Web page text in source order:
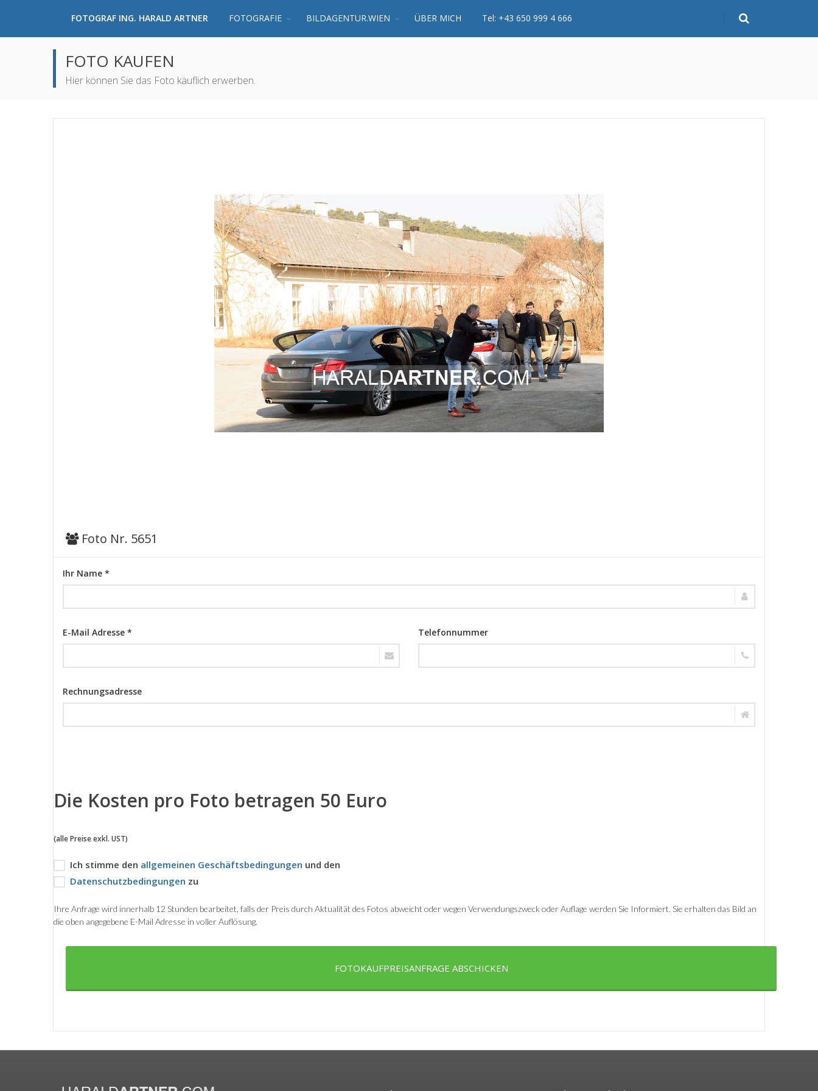
FOTOGRAF ING. HARALD ARTNER FOTOGRAFIE BILDAGENTUR.WIEN ÜBER MICH Tel: +43 650 999 4 666
FOTO KAUFEN
Hier können Sie das Foto käuflich erwerben.
Foto Nr. 5651
Ihr Name *
E-Mail Adresse * Telefonnummer
Rechnungsadresse
Die Kosten pro Foto betragen 50 Euro
(alle Preise exkl. UST)
Ich stimme den allgemeinen Geschäftsbedingungen und den
Datenschutzbedingungen zu
Ihre Anfrage wird innerhalb 12 Stunden bearbeitet, falls der Preis durch Aktualität des Fotos abweicht oder wegen Verwendungszweck oder Auflage werden Sie Informiert. Sie erhalten das Bild an
die oben angegebene E-Mail Adresse in voller Auflösung.
FOTOKAUFPREISANFRAGE ABSCHICKEN